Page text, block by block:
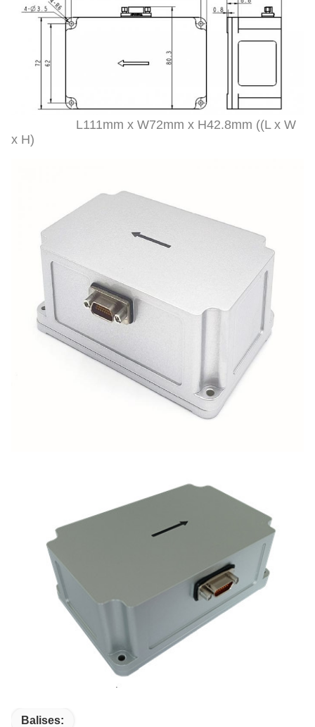
L111mm x W72mm x H42.8mm ((L x W
x H)
Balises: